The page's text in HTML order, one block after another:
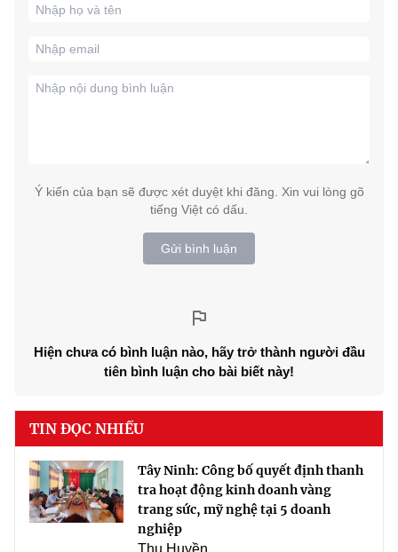
Ý kiến của bạn sẽ được xét duyệt khi đăng. Xin vui lòng gõ
tiếng Việt có dấu.
Gửi bình luận
Hiện chưa có bình luận nào, hãy trở thành người đầu
tiên bình luận cho bài biết này!
TIN ĐỌC NHIỀU
Tây Ninh: Công bố quyết định thanh
tra hoạt động kinh doanh vàng
trang sức, mỹ nghệ tại 5 doanh
nghiệp
Thu Huyền